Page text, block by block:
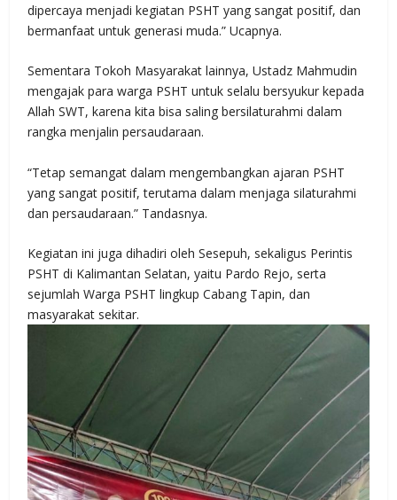
dipercaya menjadi kegiatan PSHT yang sangat positif, dan
bermanfaat untuk generasi muda.” Ucapnya.
Sementara Tokoh Masyarakat lainnya, Ustadz Mahmudin
mengajak para warga PSHT untuk selalu bersyukur kepada
Allah SWT, karena kita bisa saling bersilaturahmi dalam
rangka menjalin persaudaraan.
“Tetap semangat dalam mengembangkan ajaran PSHT
yang sangat positif, terutama dalam menjaga silaturahmi
dan persaudaraan.” Tandasnya.
Kegiatan ini juga dihadiri oleh Sesepuh, sekaligus Perintis
PSHT di Kalimantan Selatan, yaitu Pardo Rejo, serta
sejumlah Warga PSHT lingkup Cabang Tapin, dan
masyarakat sekitar.